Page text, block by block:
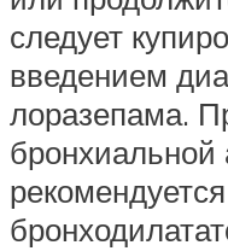
следует
введением
лоразепама.
бронхиальной